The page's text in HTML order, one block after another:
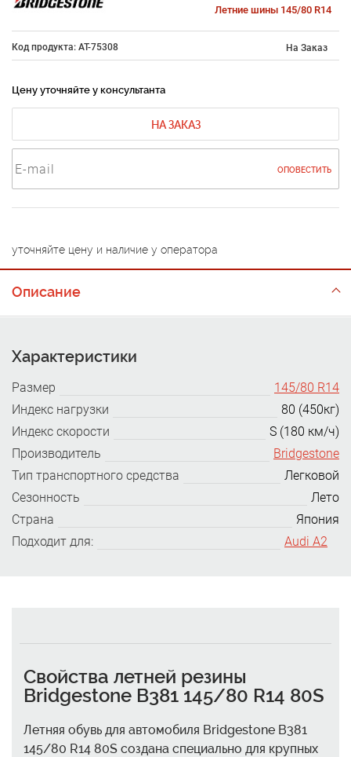
Летние шины 145/80 R14
Код продукта: AT-75308 На Заказ
Цену уточняйте у консультанта
НА ЗАКАЗ
ОПОВЕСТИТЬ
уточняйте цену и наличие у оператора
Описание
Характеристики
Размер
145/80 R14
Индекс нагрузки
80 (450кг)
Индекс скорости
S (180 км/ч)
Производитель
Bridgestone
Тип транспортного средства
Легковой
Сезонность
Лето
Страна
Япония
Подходит для:
Audi A2
Свойства летней резины
Bridgestone B381 145/80 R14 80S
Летняя обувь для автомобиля Bridgestone B381
145/80 R14 80S создана специально для крупных